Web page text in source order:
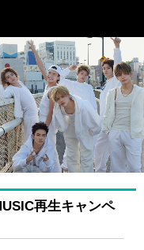
再生キャンペ